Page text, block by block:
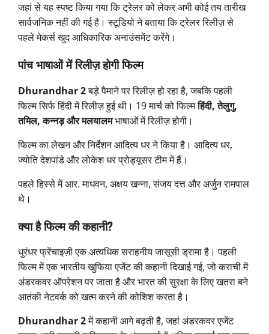
जहां से यह स्पष्ट किया गया कि ट्रेलर को लेकर अभी कोई तय तारीख
सार्वजनिक नहीं की गई है। स्टूडियो ने बताया कि ट्रेलर रिलीज़ से
पहले मेकर्स खुद आधिकारिक अनाउंसमेंट करेंगे।
पांच भाषाओं में रिलीज़ होगी फिल्म
Dhurandhar 2बड़े पैमाने पर रिलीज़ हो रहा है, जबकि पहली
फिल्म सिर्फ हिंदी में रिलीज़ हुई थी। 19 मार्च को फिल्महिंदी, तेलुगु,
तमिल, कन्नड़ और मलयालमभाषाओं में रिलीज़ होगी।
फिल्म का लेखन और निर्देशन आदित्य धर ने किया है। आदित्य धर,
ज्योति देशपांडे और लोकेश धर प्रोड्यूसर टीम में हैं।
पहले हिस्से में आर. माधवन, अक्षय खन्ना, संजय दत्त और अर्जुन रामपाल
थे।
क्या है फिल्म की कहानी?
धुरंधर फ्रेंचाइज़ी एक अत्यधिक सराहनीय जासूसी ड्रामा है। पहली
फिल्म में एक भारतीय खुफिया एजेंट की कहानी दिखाई गई, जो कराची में
अंडरकवर ऑपरेशन पर जाता है और भारत की सुरक्षा के लिए खतरा बने
आतंकी नेटवर्क को खत्म करने की कोशिश करता है।
Dhurandhar 2में कहानी आगे बढ़ती है, जहां अंडरकवर एजेंट